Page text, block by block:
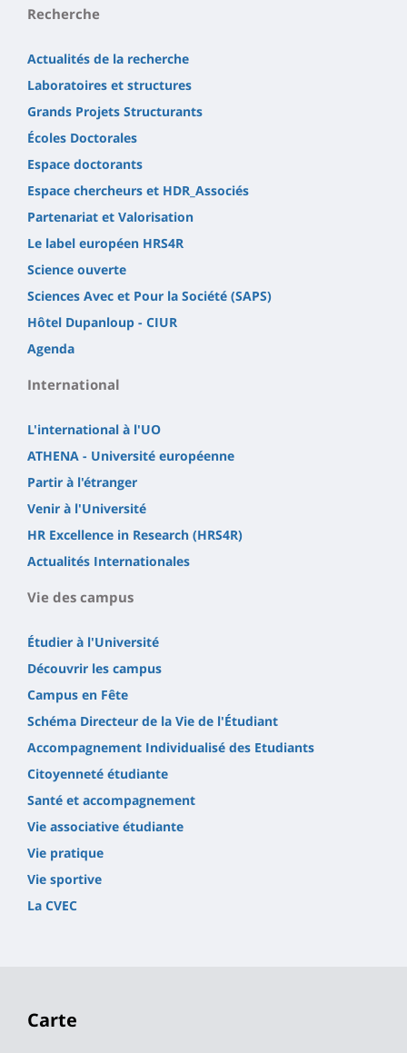
Recherche
Actualités de la recherche
Laboratoires et structures
Grands Projets Structurants
Écoles Doctorales
Espace doctorants
Espace chercheurs et HDR_Associés
Partenariat et Valorisation
Le label européen HRS4R
Science ouverte
Sciences Avec et Pour la Société (SAPS)
Hôtel Dupanloup - CIUR
Agenda
International
L'international à l'UO
ATHENA - Université européenne
Partir à l'étranger
Venir à l'Université
HR Excellence in Research (HRS4R)
Actualités Internationales
Vie des campus
Étudier à l'Université
Découvrir les campus
Campus en Fête
Schéma Directeur de la Vie de l'Étudiant
Accompagnement Individualisé des Etudiants
Citoyenneté étudiante
Santé et accompagnement
Vie associative étudiante
Vie pratique
Vie sportive
La CVEC
Carte